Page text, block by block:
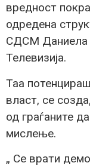
вредност
одредена
СДСМ Даниела
Телевизија.
Таа
власт, се
од граѓаните
мислење.
„ Се врати